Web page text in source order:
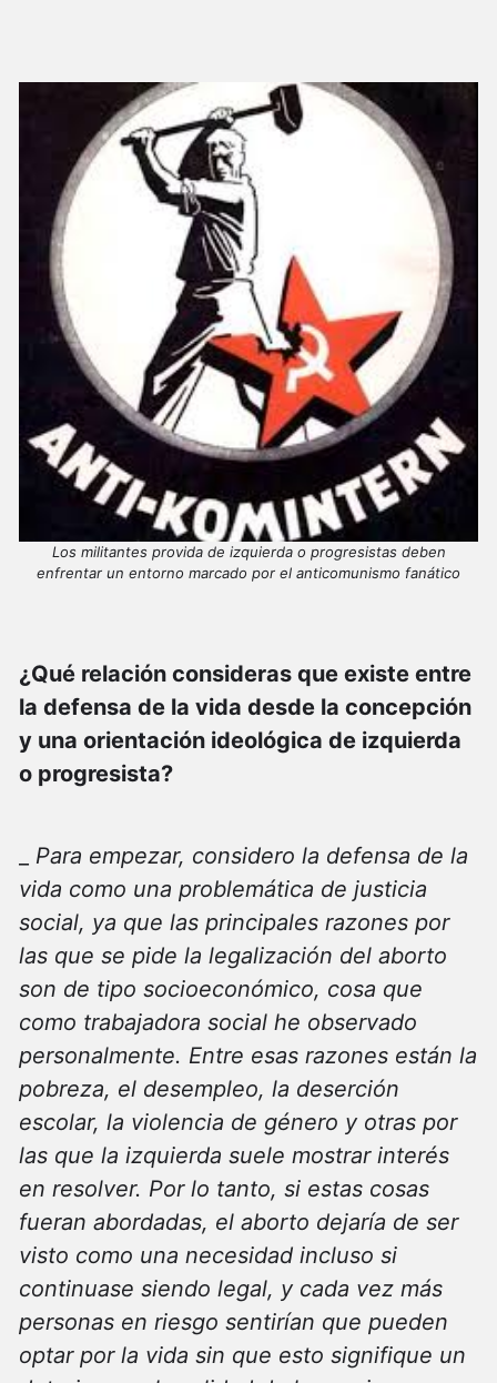
Los militantes provida de izquierda o progresistas deben
enfrentar un entorno marcado por el anticomunismo fanático
¿Qué relación consideras que existe entre
la defensa de la vida desde la concepción
y una orientación ideológica de izquierda
o progresista?
Para empezar, considero la defensa de la
vida como una problemática de justicia
social, ya que las principales razones por
las que se pide la legalización del aborto
son de tipo socioeconómico, cosa que
como trabajadora social he observado
personalmente. Entre esas razones están la
pobreza, el desempleo, la deserción
escolar, la violencia de género y otras por
las que la izquierda suele mostrar interés
en resolver. Por lo tanto, si estas cosas
fueran abordadas, el aborto dejaría de ser
visto como una necesidad incluso si
continuase siendo legal, y cada vez más
personas en riesgo sentirían que pueden
optar por la vida sin que esto signifique un